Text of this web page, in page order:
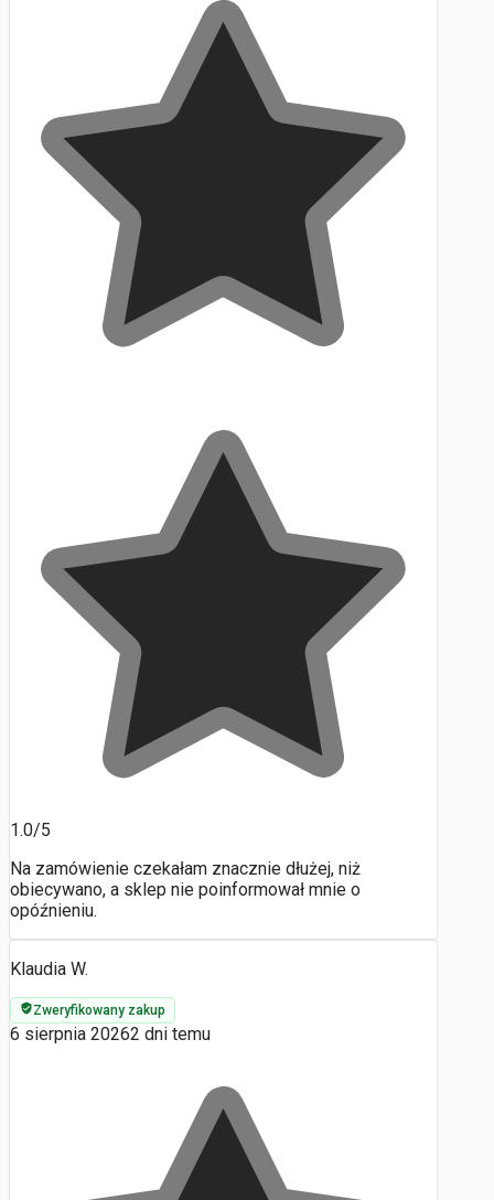
1.0/5
Na zamówienie czekałam znacznie dłużej, niż
obiecywano, a sklep nie poinformował mnie o
opóźnieniu.
Klaudia W.
Zweryfikowany zakup
6 sierpnia 20262 dni temu